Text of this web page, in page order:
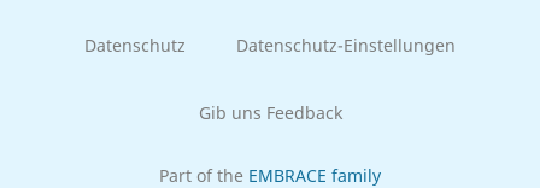
Datenschutz Datenschutz-Einstellungen
Gib uns Feedback
Part of the EMBRACE family